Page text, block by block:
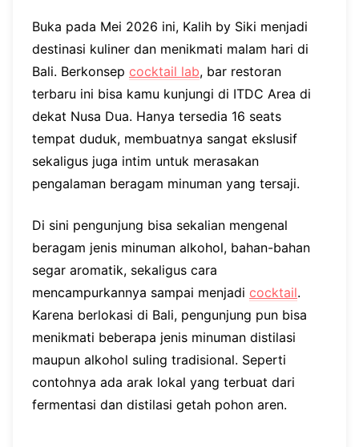
Buka pada Mei 2026 ini, Kalih by Siki menjadi
destinasi kuliner dan menikmati malam hari di
Bali. Berkonsep cocktail lab, bar restoran
terbaru ini bisa kamu kunjungi di ITDC Area di
dekat Nusa Dua. Hanya tersedia 16 seats
tempat duduk, membuatnya sangat ekslusif
sekaligus juga intim untuk merasakan
pengalaman beragam minuman yang tersaji.
Di sini pengunjung bisa sekalian mengenal
beragam jenis minuman alkohol, bahan-bahan
segar aromatik, sekaligus cara
mencampurkannya sampai menjadi cocktail.
Karena berlokasi di Bali, pengunjung pun bisa
menikmati beberapa jenis minuman distilasi
maupun alkohol suling tradisional. Seperti
contohnya ada arak lokal yang terbuat dari
fermentasi dan distilasi getah pohon aren.